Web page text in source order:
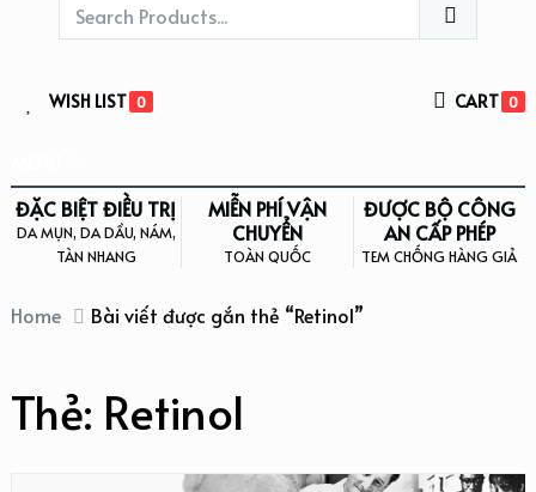
WISH LIST 0 CART 0
ĐẶC BIỆT ĐIỀU TRỊ
DA MỤN, DA DẦU, NÁM,
TÀN NHANG
MIỄN PHÍ VẬN
CHUYỂN
TOÀN QUỐC
ĐƯỢC BỘ CÔNG
AN CẤP PHÉP
TEM CHỐNG HÀNG GIẢ
Home Bài viết được gắn thẻ “Retinol”
Thẻ: Retinol